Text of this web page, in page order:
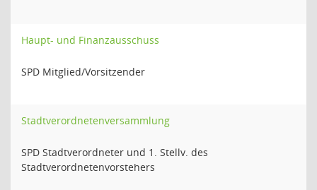
Haupt- und Finanzausschuss
SPD Mitglied/Vorsitzender
Stadtverordnetenversammlung
SPD Stadtverordneter und 1. Stellv. des
Stadtverordnetenvorstehers